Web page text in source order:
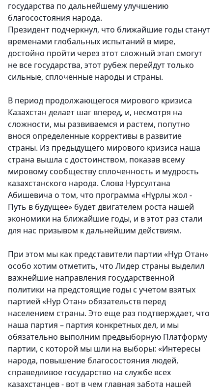
государства по дальнейшему улучшению
благосостояния народа.
Президент подчеркнул, что ближайшие годы станут
временами глобальных испытаний в мире,
достойно пройти через этот сложный этап смогут
не все государства, этот рубеж перейдут только
сильные, сплоченные народы и страны.
В период продолжающегося мирового кризиса
Казахстан делает шаг вперед, и, несмотря на
сложности, мы развиваемся и растем, попутно
внося определенные коррективы в развитие
страны. Из предыдущего мирового кризиса наша
страна вышла с достоинством, показав всему
мировому сообществу сплоченность и мудрость
казахстанского народа. Слова Нурсултана
Абишевича о том, что программа «Нұрлы жол -
Путь в будущее» будет двигателем роста нашей
экономики на ближайшие годы, и в этот раз стали
для нас призывом к дальнейшим действиям.
При этом мы как представители партии «Нұр Отан»
особо хотим отметить, что Лидер страны выделил
важнейшие направления государственной
политики на предстоящие годы с учетом взятых
партией «Нур Отан» обязательств перед
населением страны. Это еще раз подтверждает, что
наша партия – партия конкретных дел, и мы
обязательно выполним предвыборную Платформу
партии, с которой мы шли на выборы: «Интересы
народа, повышение благосостояния людей,
справедливое государство на службе всех
казахстанцев - вот в чем главная забота нашей